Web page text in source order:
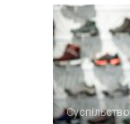
Суспільство